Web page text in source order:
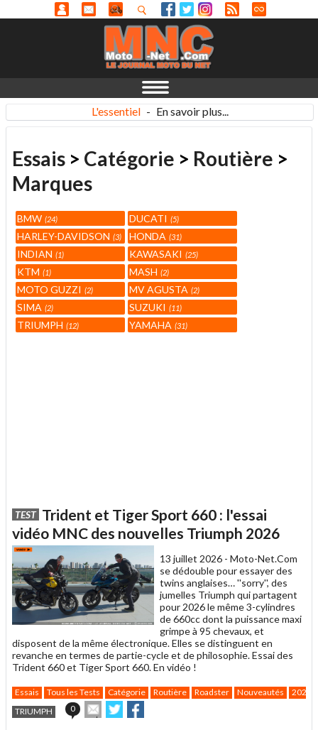
L'essentiel - En savoir plus...
Essais > Catégorie > Routière >
Marques
BMW 24 DUCATI 5
HARLEY-DAVIDSON 3 HONDA 31
INDIAN 1 KAWASAKI 25
KTM 1 MASH 2
MOTO GUZZI 2 MV AGUSTA 2
SIMA 2 SUZUKI 11
TRIUMPH 12 YAMAHA 31
TEST Trident et Tiger Sport 660 : l'essai
vidéo MNC des nouvelles Triumph 2026
13 juillet 2026 - Moto-Net.Com
se dédouble pour essayer des
twins anglaises… ''sorry'', des
jumelles Triumph qui partagent
pour 2026 le même 3-cylindres
de 660cc dont la puissance maxi
grimpe à 95 chevaux, et
disposent de la même électronique. Elles se distinguent en
revanche en termes de partie-cycle et de philosophie. Essai des
Trident 660 et Tiger Sport 660. En vidéo !
Essais Tous les Tests Catégorie Routière Roadster Nouveautés
2026
TRIUMPH
0
Envoyer
cet
Partager
sur sur